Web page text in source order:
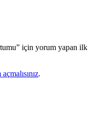
için yorum yapan ilk
.